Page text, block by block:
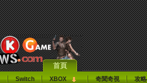
首頁
Switch XBOX 奇聞奇視 攻